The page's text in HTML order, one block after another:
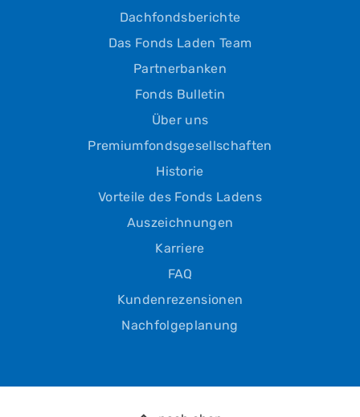
Dachfondsberichte
Das Fonds Laden Team
Partnerbanken
Fonds Bulletin
Über uns
Premiumfondsgesellschaften
Historie
Vorteile des Fonds Ladens
Auszeichnungen
Karriere
FAQ
Kundenrezensionen
Nachfolgeplanung